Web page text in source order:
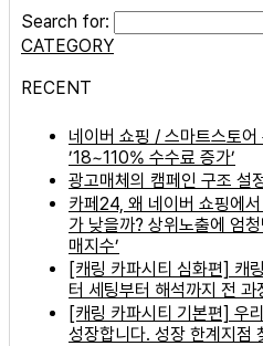
Search for:
CATEGORY
RECENT
네이버 쇼핑 / 스마트스토
’18~110% 수수료 증가’
광고매체의 캠페인 구조 설
카페24, 왜 네이버 쇼핑에
가 낮을까? 상위노출에 엄
매지수’
[캐링 카파시티 심화편] 캐
터 세팅부터 해석까지 전 과
[캐링 카파시티 기본편] 우
성장합니다. 성장 한계지점